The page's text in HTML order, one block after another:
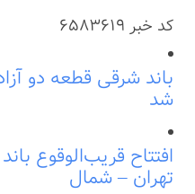
کد خبر 6583619
باند شرقی قطعه دو
شد
تهران – شمال